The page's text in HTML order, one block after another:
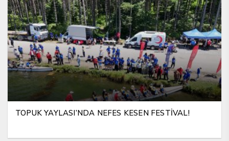
TOPUK YAYLASI’NDA NEFES KESEN FESTİVAL!